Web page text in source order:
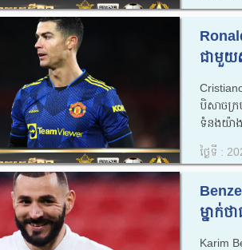
ជាមួយ
បិសាចក្
ទំនងយ៉ា
ថ្ងៃទី :
ម្នាក់ថ
Karim